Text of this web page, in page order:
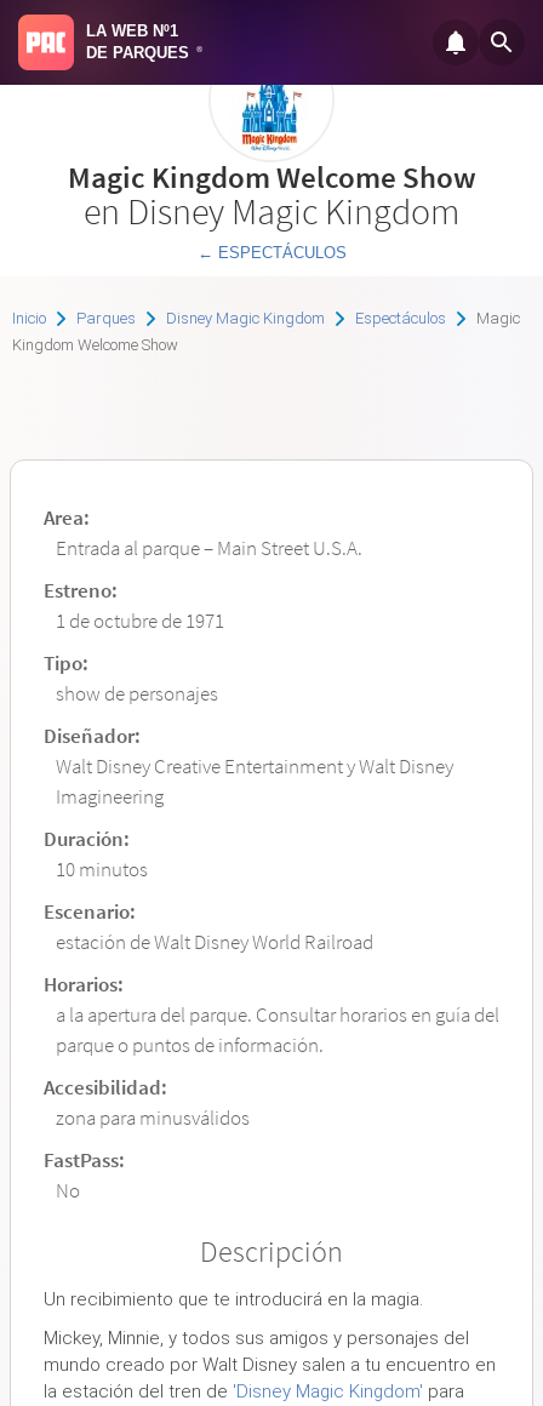
LA WEB Nº1
DE PARQUES
®
Magic Kingdom Welcome Show
en Disney Magic Kingdom
← ESPECTÁCULOS
Inicio Parques Disney Magic Kingdom Espectáculos
Magic
Kingdom Welcome Show
Area:
Entrada al parque – Main Street U.S.A.
Estreno:
1 de octubre de 1971
Tipo:
show de personajes
Diseñador:
Walt Disney Creative Entertainment y Walt Disney
Imagineering
Duración:
10 minutos
Escenario:
estación de Walt Disney World Railroad
Horarios:
a la apertura del parque. Consultar horarios en guía del
parque o puntos de información.
Accesibilidad:
zona para minusválidos
FastPass:
No
Descripción
Un recibimiento que te introducirá en la magia.
Mickey, Minnie, y todos sus amigos y personajes del
mundo creado por Walt Disney salen a tu encuentro en
la estación del tren de 'Disney Magic Kingdom' para